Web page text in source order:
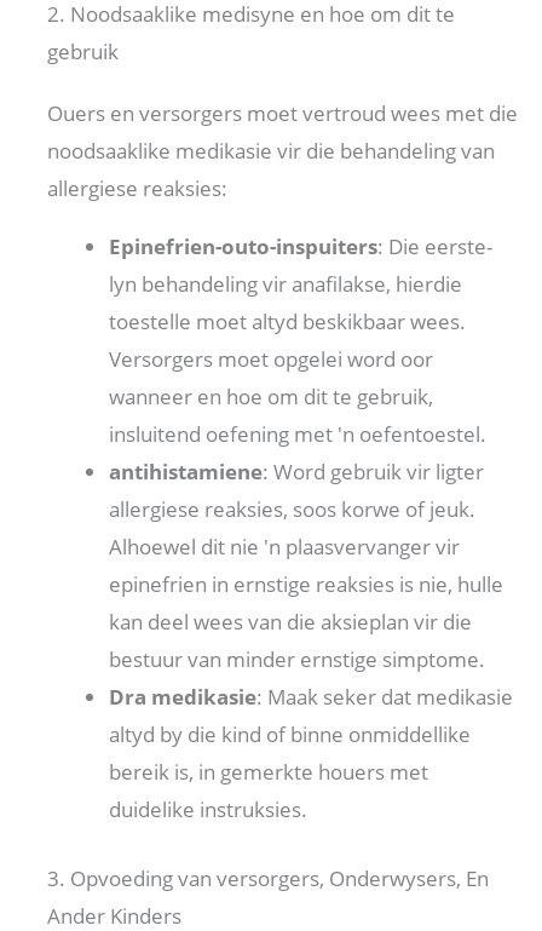
2. Noodsaaklike medisyne en hoe om dit te
gebruik
Ouers en versorgers moet vertroud wees met die
noodsaaklike medikasie vir die behandeling van
allergiese reaksies:
Epinefrien-outo-inspuiters: Die eerste-
lyn behandeling vir anafilakse, hierdie
toestelle moet altyd beskikbaar wees.
Versorgers moet opgelei word oor
wanneer en hoe om dit te gebruik,
insluitend oefening met 'n oefentoestel.
antihistamiene: Word gebruik vir ligter
allergiese reaksies, soos korwe of jeuk.
Alhoewel dit nie 'n plaasvervanger vir
epinefrien in ernstige reaksies is nie, hulle
kan deel wees van die aksieplan vir die
bestuur van minder ernstige simptome.
Dra medikasie: Maak seker dat medikasie
altyd by die kind of binne onmiddellike
bereik is, in gemerkte houers met
duidelike instruksies.
3. Opvoeding van versorgers, Onderwysers, En
Ander Kinders